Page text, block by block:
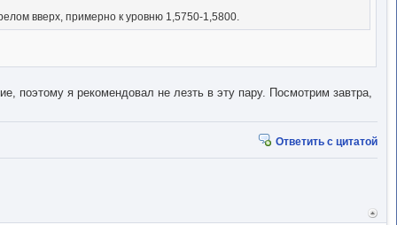
вверх, примерно к уровню 1,5750-1,5800.
поэтому я рекомендовал не лезть в эту пару. Посмотрим завтра,
Ответить с цитатой